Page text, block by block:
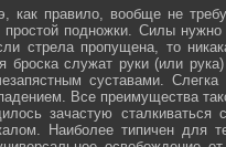
как правило, вообще не
подножки. Силы
стрела пропущена, то
служат руки (или рука)
суставами. Слегка
Все преимущества
зачастую сталкиваться
Наиболее типичен для